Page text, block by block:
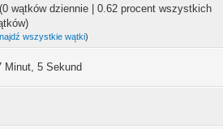
wątków dziennie | 0.62 procent wszystkich
wszystkie wątki)
Minut, 5 Sekund